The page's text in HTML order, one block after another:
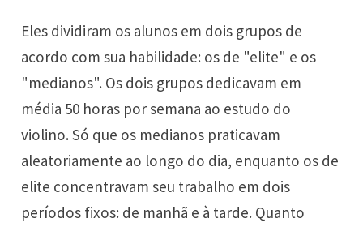
Eles dividiram os alunos em dois grupos de
acordo com sua habilidade: os de "elite" e os
"medianos". Os dois grupos dedicavam em
média 50 horas por semana ao estudo do
violino. Só que os medianos praticavam
aleatoriamente ao longo do dia, enquanto os de
elite concentravam seu trabalho em dois
períodos fixos: de manhã e à tarde. Quanto